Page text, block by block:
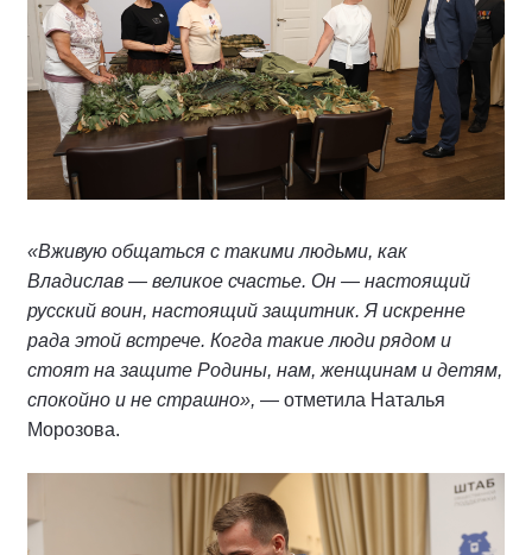
«Вживую общаться с такими людьми, как
Владислав — великое счастье. Он — настоящий
русский воин, настоящий защитник. Я искренне
рада этой встрече. Когда такие люди рядом и
стоят на защите Родины, нам, женщинам и детям,
спокойно и не страшно», — отметила Наталья
Морозова.